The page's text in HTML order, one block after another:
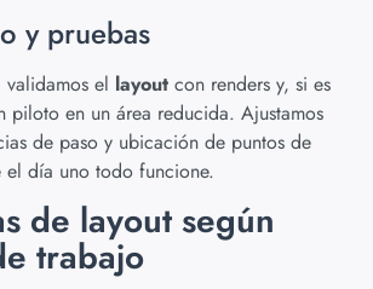
y pruebas
validamos el layout con renders y, si es
piloto en un área reducida. Ajustamos
de paso y ubicación de puntos de
el día uno todo funcione.
de layout según
trabajo